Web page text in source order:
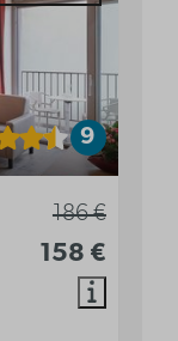
9
186 €
158 €